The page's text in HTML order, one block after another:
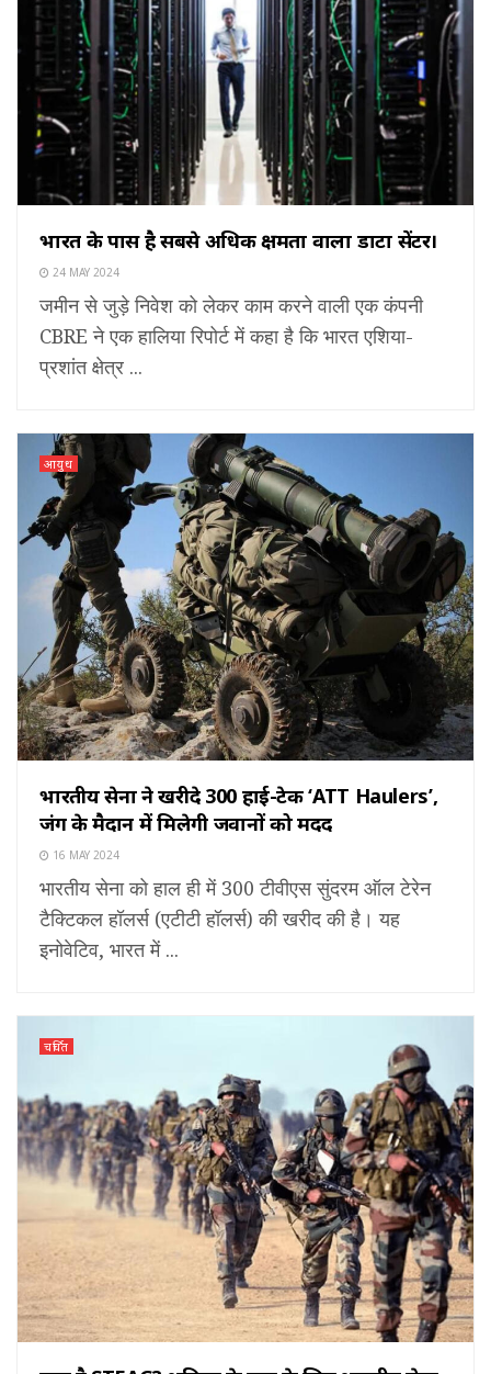
भारत के पास है सबसे अधिक क्षमता वाला डाटा सेंटर।
24 MAY 2024
जमीन से जुड़े निवेश को लेकर काम करने वाली एक कंपनी
CBRE ने एक हालिया रिपोर्ट में कहा है कि भारत एशिया-
प्रशांत क्षेत्र ...
आयुध
भारतीय सेना ने खरीदे 300 हाई-टेक ‘ATT Haulers’,
जंग के मैदान में मिलेगी जवानों को मदद
16 MAY 2024
भारतीय सेना को हाल ही में 300 टीवीएस सुंदरम ऑल टेरेन
टैक्टिकल हॉलर्स (एटीटी हॉलर्स) की खरीद की है। यह
इनोवेटिव, भारत में ...
चर्चित